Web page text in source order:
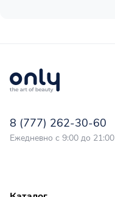
8 (777) 262-30-60
Ежедневно с 9:00 до 21:00